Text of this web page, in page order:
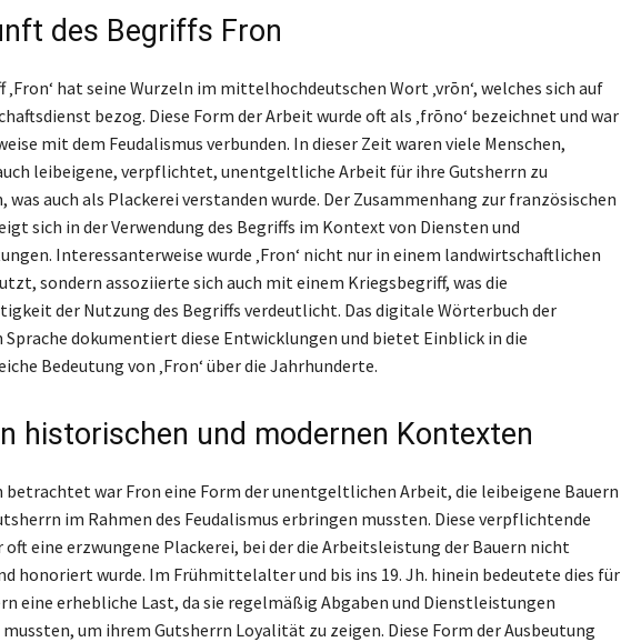
des Begriffs Fron
‚Fron‘ hat seine Wurzeln im mittelhochdeutschen Wort ‚vrōn‘, welches sich auf
bezog. Diese Form der Arbeit wurde oft als ‚frōno‘ bezeichnet und war
mit dem Feudalismus verbunden. In dieser Zeit waren viele Menschen,
leibeigene, verpflichtet, unentgeltliche Arbeit für ihre Gutsherrn zu
was auch als Plackerei verstanden wurde. Der Zusammenhang zur französischen
sich in der Verwendung des Begriffs im Kontext von Diensten und
Interessanterweise wurde ‚Fron‘ nicht nur in einem landwirtschaftlichen
sondern assoziierte sich auch mit einem Kriegsbegriff, was die
der Nutzung des Begriffs verdeutlicht. Das digitale Wörterbuch der
Sprache dokumentiert diese Entwicklungen und bietet Einblick in die
Bedeutung von ‚Fron‘ über die Jahrhunderte.
historischen und modernen Kontexten
betrachtet war Fron eine Form der unentgeltlichen Arbeit, die leibeigene Bauern
im Rahmen des Feudalismus erbringen mussten. Diese verpflichtende
oft eine erzwungene Plackerei, bei der die Arbeitsleistung der Bauern nicht
honoriert wurde. Im Frühmittelalter und bis ins 19. Jh. hinein bedeutete dies für
eine erhebliche Last, da sie regelmäßig Abgaben und Dienstleistungen
um ihrem Gutsherrn Loyalität zu zeigen. Diese Form der Ausbeutung